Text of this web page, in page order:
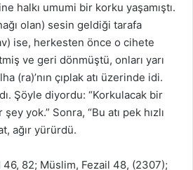
halkı umumi bir korku yaşamıştı.
olan) sesin geldiği tarafa
ise, herkesten önce o cihete
ve geri dönmüştü, onları yarı
(ra)’nın çıplak atı üzerinde idi.
Şöyle diyordu: “Korkulacak bir
yok.” Sonra, “Bu atı pek hızlı
ağır yürürdü.
46, 82; Müslim, Fezail 48, (2307);